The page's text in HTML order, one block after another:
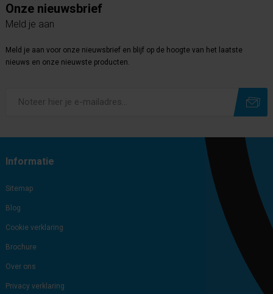
Onze nieuwsbrief
Meld je aan
Meld je aan voor onze nieuwsbrief en blijf op de hoogte van het laatste
nieuws en onze nieuwste producten.
Informatie
Sitemap
Blog
Cookie verklaring
Brochure
Over ons
Privacy verklaring